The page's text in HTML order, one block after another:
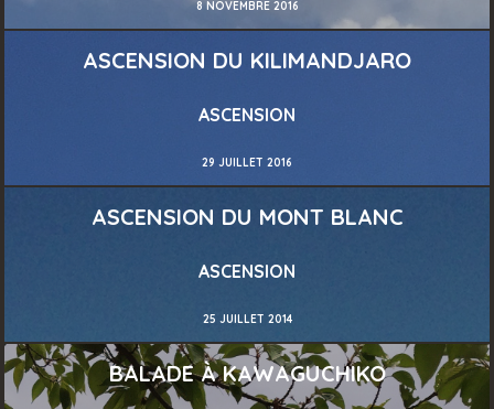
8 NOVEMBRE 2016
ASCENSION DU KILIMANDJARO
ASCENSION
29 JUILLET 2016
ASCENSION DU MONT BLANC
ASCENSION
25 JUILLET 2014
BALADE À KAWAGUCHIKO